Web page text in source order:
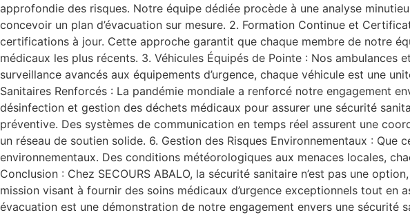
approfondie des risques. Notre équipe dédiée procède à une analyse
concevoir un plan d’évacuation sur mesure. 2. Formation Continue et
certifications à jour. Cette approche garantit que chaque membre de notre
médicaux les plus récents. 3. Véhicules Équipés de Pointe : Nos
surveillance avancés aux équipements d’urgence, chaque véhicule est une
Sanitaires Renforcés : La pandémie mondiale a renforcé notre engagement
désinfection et gestion des déchets médicaux pour assurer une sécurité
préventive. Des systèmes de communication en temps réel assurent une
un réseau de soutien solide. 6. Gestion des Risques Environnementaux :
environnementaux. Des conditions météorologiques aux menaces locales,
Conclusion : Chez SECOURS ABALO, la sécurité sanitaire n’est pas une
mission visant à fournir des soins médicaux d’urgence exceptionnels tout
évacuation est une démonstration de notre engagement envers une sécurité